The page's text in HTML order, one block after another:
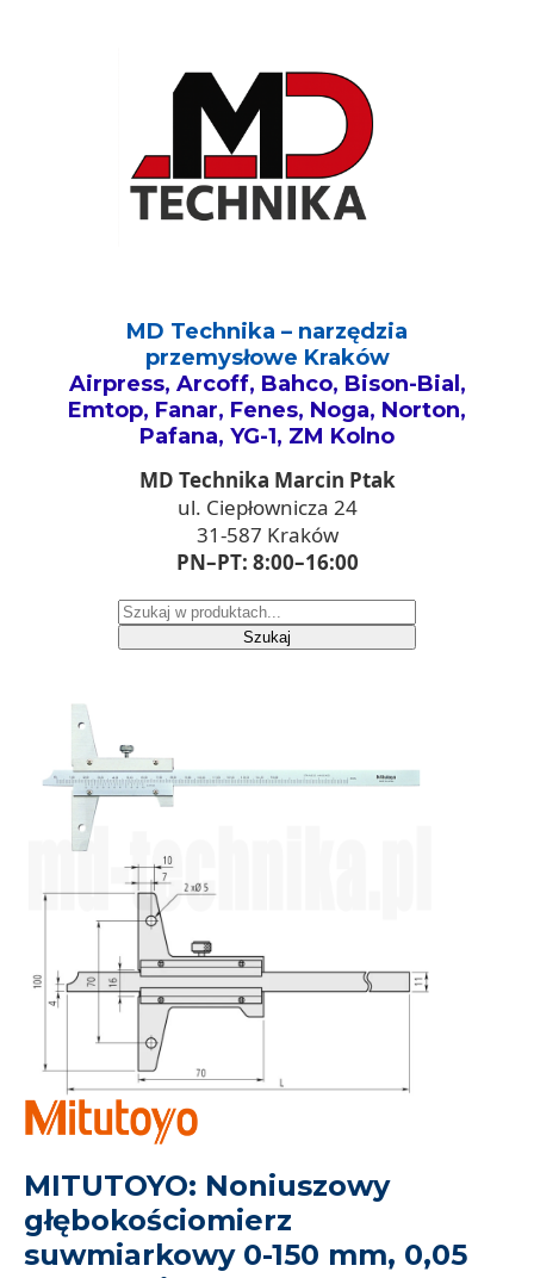
MD Technika – narzędzia
przemysłowe Kraków
Airpress, Arcoff, Bahco, Bison-Bial,
Emtop, Fanar, Fenes, Noga, Norton,
Pafana, YG-1, ZM Kolno
MD Technika Marcin Ptak
ul. Ciepłownicza 24
31-587 Kraków
PN–PT: 8:00–16:00
Szukaj
MITUTOYO: Noniuszowy
głębokościomierz
suwmiarkowy 0-150 mm, 0,05